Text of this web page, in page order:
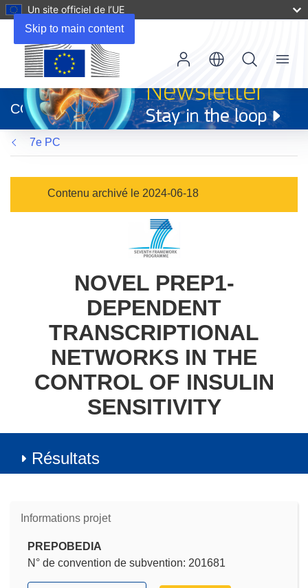
Skip to main content
Un site officiel de l’UE
dans
une
nouvelle
fenêtre)
CORDIS
Menu
7e PC
Contenu archivé le 2024-06-18
NOVEL PREP1-
DEPENDENT
TRANSCRIPTIONAL
NETWORKS IN THE
CONTROL OF INSULIN
SENSITIVITY
Résultats
Informations projet
PREPOBEDIA
N° de convention de subvention: 201681